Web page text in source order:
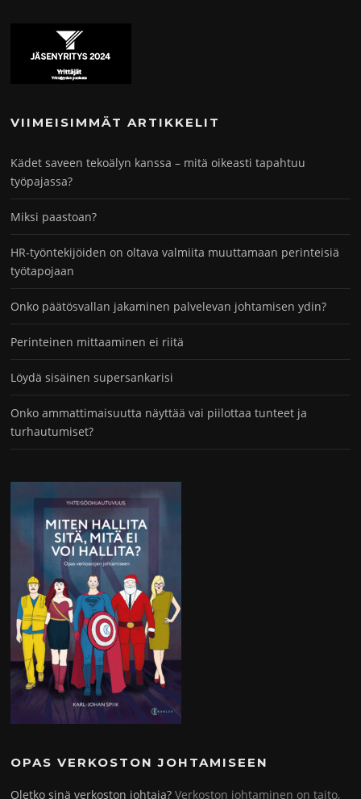
VIIMEISIMMÄT ARTIKKELIT
Kädet saveen tekoälyn kanssa – mitä oikeasti tapahtuu
työpajassa?
Miksi paastoan?
HR-työntekijöiden on oltava valmiita muuttamaan perinteisiä
työtapojaan
Onko päätösvallan jakaminen palvelevan johtamisen ydin?
Perinteinen mittaaminen ei riitä
Löydä sisäinen supersankarisi
Onko ammattimaisuutta näyttää vai piilottaa tunteet ja
turhautumiset?
OPAS VERKOSTON JOHTAMISEEN
Oletko sinä verkoston johtaja? Verkoston johtaminen on taito,